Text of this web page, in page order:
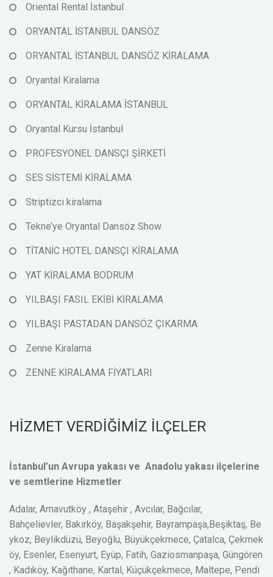
Oriental Rental İstanbul
ORYANTAL İSTANBUL DANSÖZ
ORYANTAL İSTANBUL DANSÖZ KİRALAMA
Oryantal Kiralama
ORYANTAL KİRALAMA İSTANBUL
Oryantal Kursu İstanbul
PROFESYONEL DANSÇI ŞİRKETİ
SES SİSTEMİ KİRALAMA
Striptizci kiralama
Tekne’ye Oryantal Dansöz Show
TİTANİC HOTEL DANSÇI KİRALAMA
YAT KİRALAMA BODRUM
YILBAŞI FASIL EKİBİ KİRALAMA
YILBAŞI PASTADAN DANSÖZ ÇIKARMA
Zenne Kiralama
ZENNE KİRALAMA FİYATLARI
HİZMET VERDİĞİMİZ İLÇELER
İstanbul’un Avrupa yakası ve Anadolu yakası ilçelerine
ve semtlerine Hizmetler
Adalar, Arnavutköy , Ataşehir , Avcılar, Bağcılar,
Bahçelievler, Bakırköy, Başakşehir, Bayrampaşa,Beşiktaş, Be
ykoz, Beylikdüzü, Beyoğlu, Büyükçekmece, Çatalca, Çekmek
öy, Esenler, Esenyurt, Eyüp, Fatih, Gaziosmanpaşa, Güngören
, Kadıköy, Kağıthane, Kartal, Küçükçekmece, Maltepe, Pendi